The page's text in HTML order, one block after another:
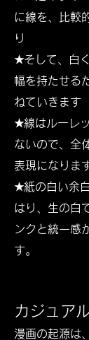
に線を、比較
り
★そして、白
幅を持たせる
ねていきます
★線はルーレ
ないので、全
表現になりま
★紙の白い余
はり、生の白
ンクと統一感
す。
カジュア
漫画の起源は